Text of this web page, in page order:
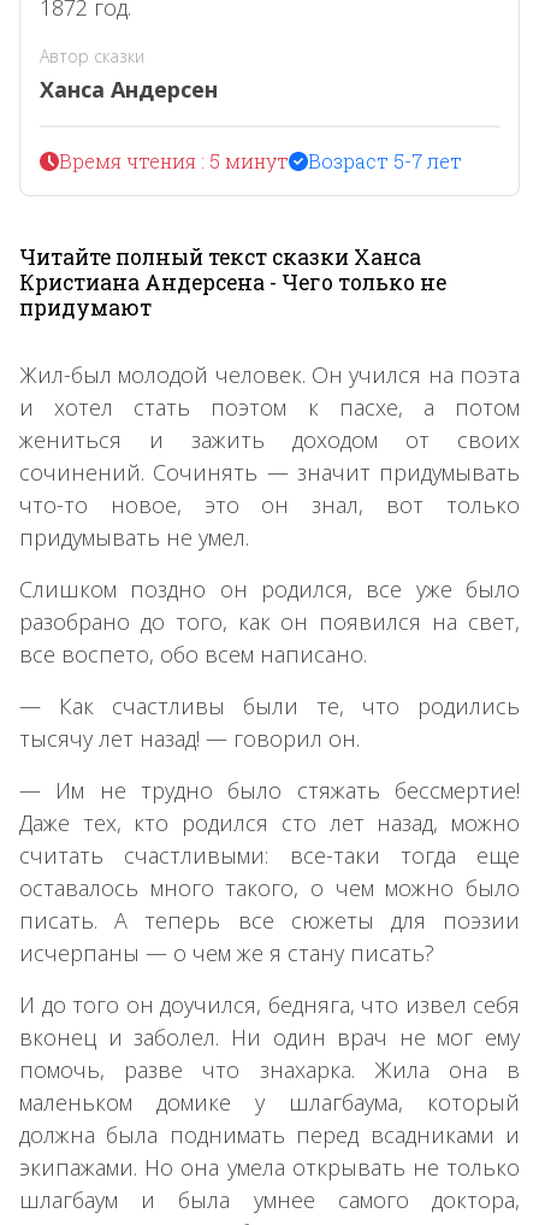
1872 год.
Автор сказки
Ханса Андерсен
Время чтения : 5 минут Возраст 5-7 лет
Читайте полный текст сказки Ханса
Кристиана Андерсена - Чего только не
придумают
Жил-был молодой человек. Он учился на поэта
и хотел стать поэтом к пасхе, а потом
жениться и зажить доходом от своих
сочинений. Сочинять — значит придумывать
что-то новое, это он знал, вот только
придумывать не умел.
Слишком поздно он родился, все уже было
разобрано до того, как он появился на свет,
все воспето, обо всем написано.
— Как счастливы были те, что родились
тысячу лет назад! — говорил он.
— Им не трудно было стяжать бессмертие!
Даже тех, кто родился сто лет назад, можно
считать счастливыми: все-таки тогда еще
оставалось много такого, о чем можно было
писать. А теперь все сюжеты для поэзии
исчерпаны — о чем же я стану писать?
И до того он доучился, бедняга, что извел себя
вконец и заболел. Ни один врач не мог ему
помочь, разве что знахарка. Жила она в
маленьком домике у шлагбаума, который
должна была поднимать перед всадниками и
экипажами. Но она умела открывать не только
шлагбаум и была умнее самого доктора,